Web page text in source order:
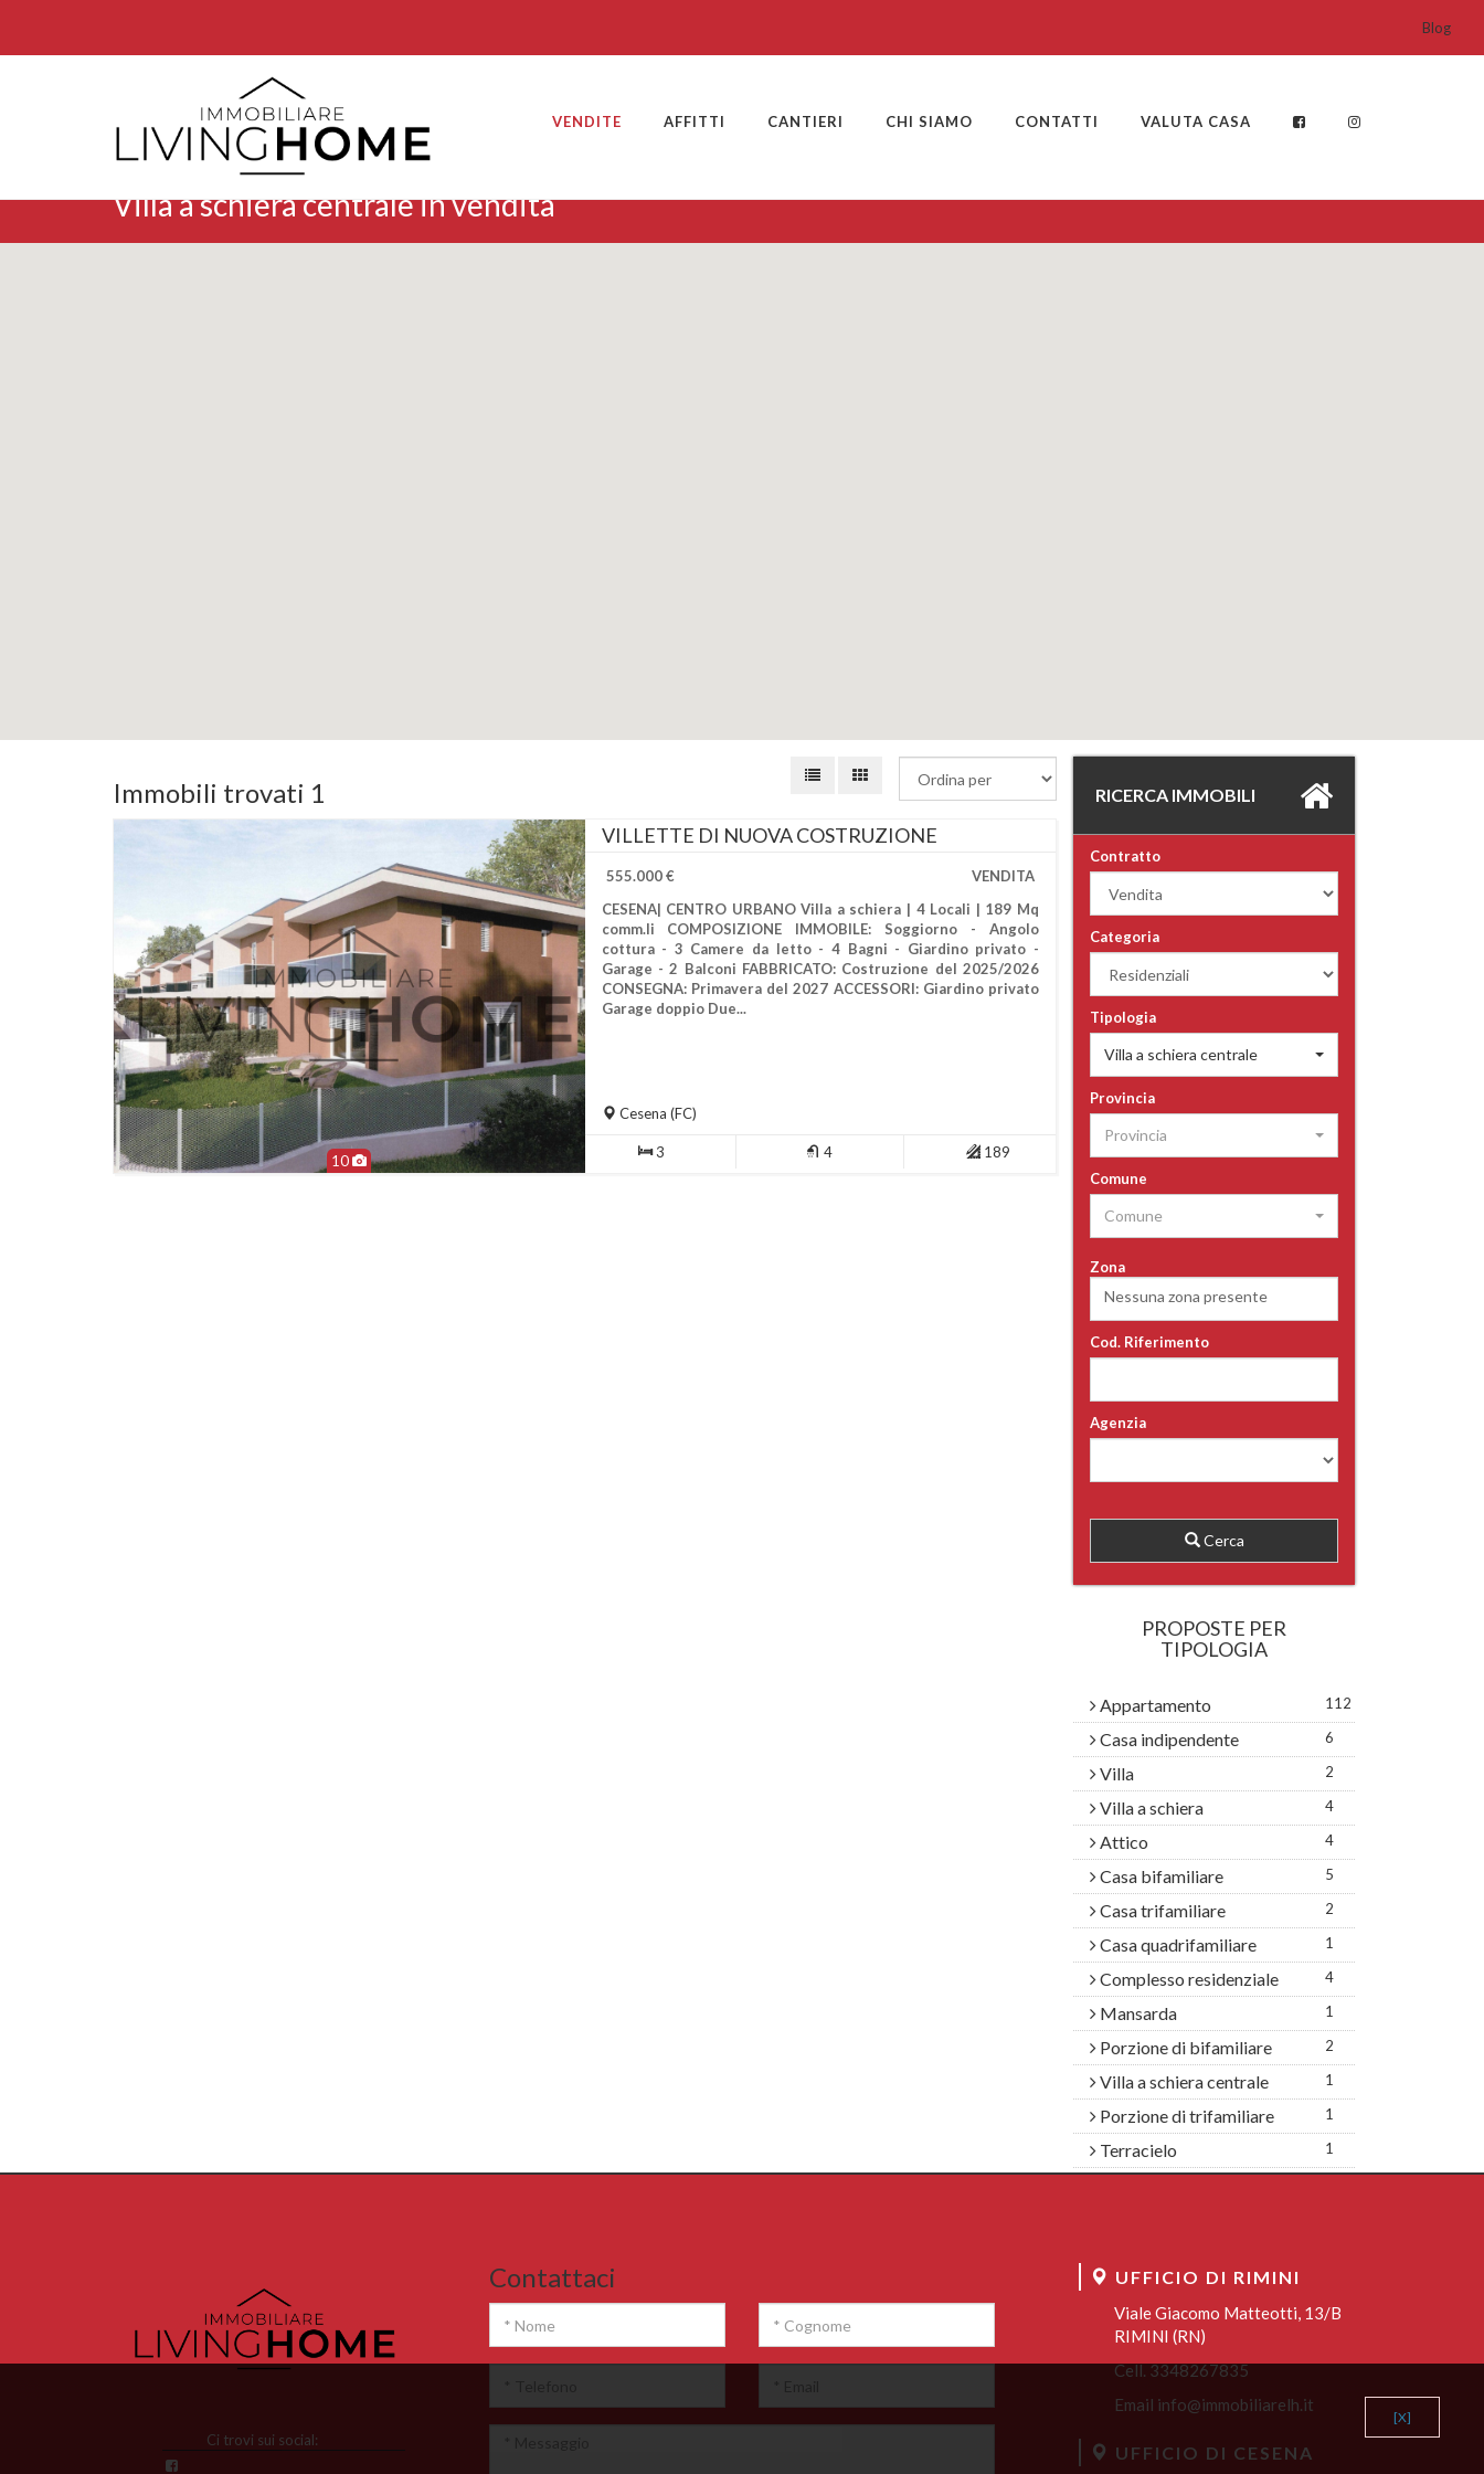
Blog
VENDITE AFFITTI CANTIERI CHI SIAMO CONTATTI VALUTA CASA
Villa a schiera centrale in vendita
Immobili trovati 1
10
VILLETTE DI NUOVA COSTRUZIONE
555.000 €
VENDITA
CESENA| CENTRO URBANO Villa a schiera | 4 Locali | 189 Mq
comm.li COMPOSIZIONE IMMOBILE: Soggiorno - Angolo
cottura - 3 Camere da letto - 4 Bagni - Giardino privato -
Garage - 2 Balconi FABBRICATO: Costruzione del 2025/2026
CONSEGNA: Primavera del 2027 ACCESSORI: Giardino privato
Garage doppio Due...
Cesena (FC)
3 4 189
RICERCA IMMOBILI
Contratto
Categoria
Tipologia
Villa a schiera centrale
Provincia
Provincia
Comune
Comune
Zona
Nessuna zona presente
Cod. Riferimento
Agenzia
Cerca
PROPOSTE PER
TIPOLOGIA
Appartamento 112
Casa indipendente 6
Villa 2
Villa a schiera 4
Attico 4
Casa bifamiliare 5
Casa trifamiliare 2
Casa quadrifamiliare 1
Complesso residenziale 4
Mansarda 1
Porzione di bifamiliare 2
Villa a schiera centrale 1
Porzione di trifamiliare 1
Terracielo 1
Ci trovi sui social:
Contattaci UFFICIO DI RIMINI
Viale Giacomo Matteotti, 13/B
RIMINI (RN)
Cell.3348267835
Email info@immobiliarelh.it
UFFICIO DI CESENA
[X]